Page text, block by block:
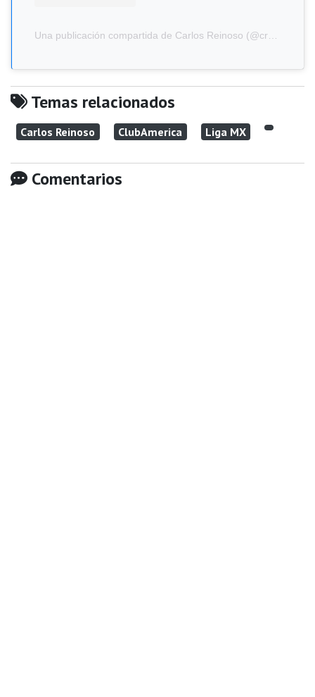
Una publicación compartida de Carlos Reinoso (@cr8.oficial)
Temas relacionados
Carlos Reinoso ClubAmerica Liga MX
Comentarios